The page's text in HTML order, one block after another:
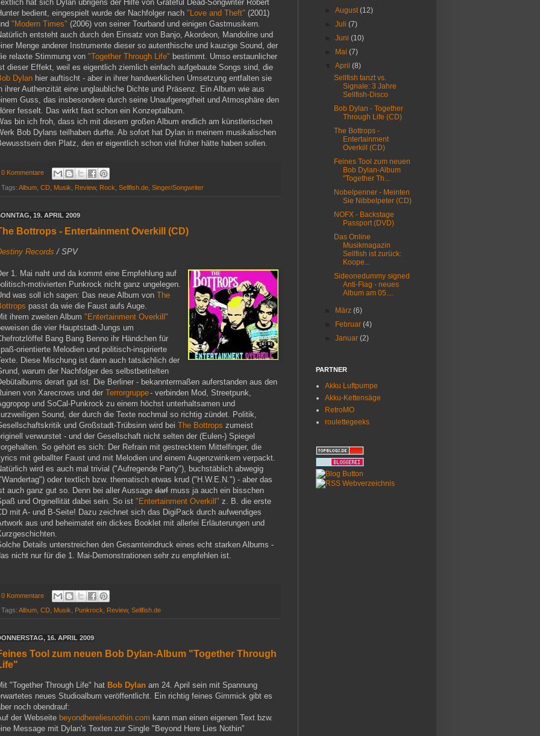
hat sich Dylan übrigens der Hilfe von Grateful Dead-Songwriter Robert
bedient, eingespielt wurde der Nachfolger nach "Love and Theft" (2001)
"Modern Times" (2006) von seiner Tourband und einigen Gastmusikern.
entsteht auch durch den Einsatz von Banjo, Akordeon, Mandoline und
Menge anderer Instrumente dieser so autenthische und kauzige Sound, der
relaxte Stimmung von "Together Through Life" bestimmt. Umso erstaunlicher
dieser Effekt, weil es eigentlich ziemlich einfach aufgebaute Songs sind, die
Dylan hier auftischt - aber in ihrer handwerklichen Umsetzung entfalten sie
ihrer Authenzität eine unglaubliche Dichte und Präsenz. Ein Album wie aus
Guss, das insbesondere durch seine Unaufgeregtheit und Atmosphäre den
fesselt. Das wirkt fast schon ein Konzeptalbum.
bin ich froh, dass ich mit diesem großen Album endlich am künstlerischen
Bob Dylans teilhaben durfte. Ab sofort hat Dylan in meinem musikalischen
den Platz, den er eigentlich schon viel früher hätte haben sollen.
0 Kommentare
Tags: Album CD Musik Review, Rock Sellfish.de Singer/Songwriter
19. APRIL 2009
Bottrops - Entertainment Overkill (CD)
Records / SPV
1. Mai naht und da kommt eine Empfehlung auf
motivierten Punkrock nicht ganz ungelegen.
was soll ich sagen: Das neue Album von The
passt da wie die Faust aufs Auge.
ihrem zweiten Album "Entertainment Overkill"
die vier Hauptstadt-Jungs um
Bang Bang Benno ihr Händchen für
orientierte Melodien und politisch-inspirierte
Diese Mischung ist dann auch tatsächlich der
warum der Nachfolger des selbstbetitelten
derart gut ist. Die Berliner - bekanntermaßen auferstanden aus den
von Xarecrows und der Terrorgruppe- verbinden Mod, Streetpunk,
und SoCal-Punkrock zu einem höchst unterhaltsamen und
Sound, der durch die Texte nochmal so richtig zündet. Politik,
und Großstadt-Trübsinn wird bei The Bottrops zumeist
verwurstet - und der Gesellschaft nicht selten der (Eulen-) Spiegel
So gehört es sich: Der Refrain mit gestrecktem Mittelfinger, die
mit geballter Faust und mit Melodien und einem Augenzwinkern verpackt.
wird es auch mal trivial ("Aufregende Party"), buchstäblich abwegig
oder textlich bzw. thematisch etwas krud ("H.W.E.N.") - aber das
auch ganz gut so. Denn bei aller Aussage darf muss ja auch ein bisschen
und Orginellität dabei sein. So ist "Entertainment Overkill" z. B. die erste
mit A- und B-Seite! Dazu zeichnet sich das DigiPack durch aufwendiges
aus und beheimatet ein dickes Booklet mit allerlei Erläuterungen und
Details unterstreichen den Gesamteindruck eines echt starken Albums -
nicht nur für die 1. Mai-Demonstrationen sehr zu empfehlen ist.
0 Kommentare
Tags: Album CD Musik Punkrock Review, Sellfish.de
16. APRIL 2009
Tool zum neuen Bob Dylan-Album "Together Through
"Together Through Life" hat Bob Dylan am 24. April sein mit Spannung
neues Studioalbum veröffentlicht. Ein richtig feines Gimmick gibt es
noch obendrauf:
der Webseite beyondhereliesnothin.com kann man einen eigenen Text bzw.
Message mit Dylan's Texten zur Single "Beyond Here Lies Nothin"
►August(12)
►Juli(7)
►Juni(10)
Mai(7)
▼April(8)
Sellfish tanzt vs.
Signale: 3 Jahre
Sellfish-Disco
Bob Dylan - Together
Through Life (CD)
The Bottrops -
Entertainment
Overkill (CD)
Feines Tool zum neuen
Bob Dylan-Album
"Together Th...
Nobelpenner - Meinten
Sie Nibbelpeter (CD)
NOFX - Backstage
Passport (DVD)
Das Online
Musikmagazin
Sellfish ist zurück:
Koope...
Sideonedummy signed
Anti-Flag - neues
Album am 05....
März(6)
Februar(4)
►Januar(2)
PARTNER
Akku Luftpumpe
Akku-Kettensäge
RetroMO
roulettegeeks